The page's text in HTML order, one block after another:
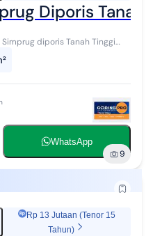
Diporis Tanah
diporis Tanah Tinggi
WhatsApp
9
Rp 13 Jutaan (Tenor 15
Tahun)